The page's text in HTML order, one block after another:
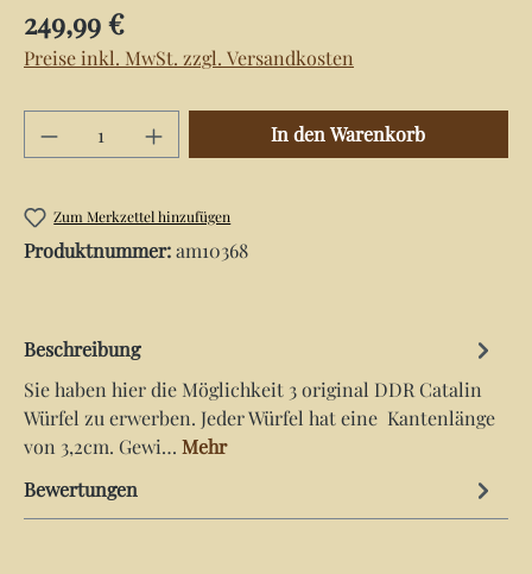
Regulärer Preis:
249,99 €
Preise inkl. MwSt. zzgl. Versandkosten
Produkt Anzahl: Gib den gewünschten
In den Warenkorb
Zum Merkzettel hinzufügen
Produktnummer:am10368
Beschreibung
Sie haben hier die Möglichkeit 3 original DDR Catalin
Würfel zu erwerben. Jeder Würfel hat eine Kantenlänge
von 3,2cm. Gewi… Mehr
Bewertungen